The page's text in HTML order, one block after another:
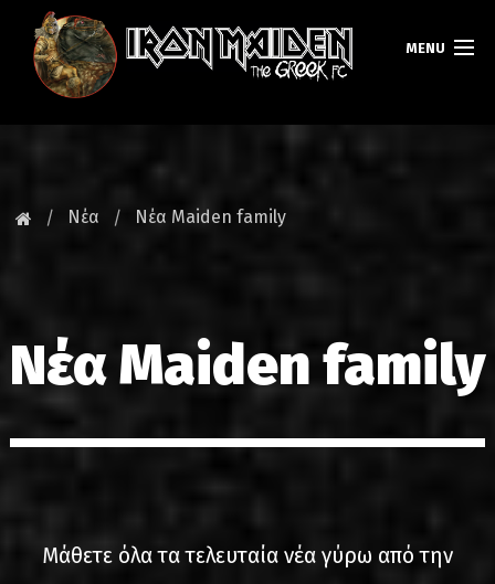
MENU
TOURS
Νέα Νέα Maiden family
Νέα Maiden family
Μάθετε όλα τα τελευταία νέα γύρω από την